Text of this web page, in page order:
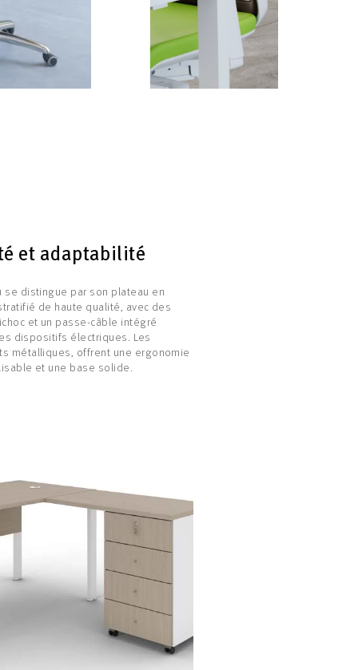
et adaptabilité
se distingue par son plateau en
de haute qualité, avec des
et un passe-câble intégré
dispositifs électriques. Les
métalliques, offrent une ergonomie
et une base solide.